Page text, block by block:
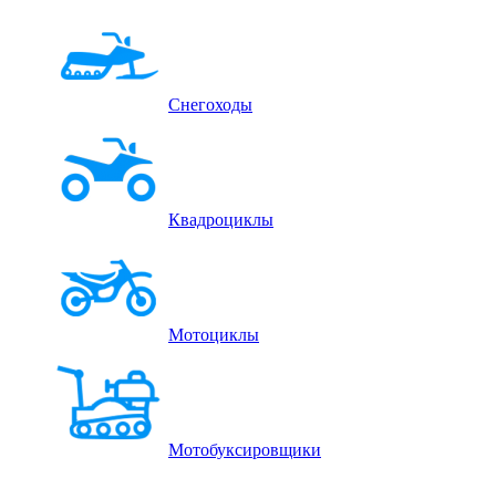
Снегоходы
Квадроциклы
Мотоциклы
Мотобуксировщики